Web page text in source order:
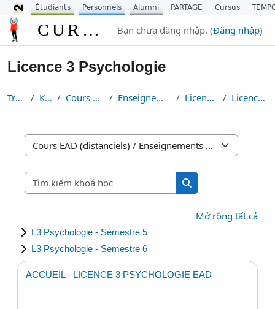
Chuyển tới nội dung chính
CURSUS Bạn chưa đăng nhập. (Đăng nhập)
Licence 3 Psychologie
Trang chủ Khoá học Cours EAD (distanciels) Enseignements Fondamentaux Licence Psychologie Licence 3 Psychologie
Danh mục khoá học
Tìm kiếm khoá học
Tìm kiếm khoá học
Mở rộng tất cả
L3 Psychologie - Semestre 5
L3 Psychologie - Semestre 6
ACCUEIL - LICENCE 3 PSYCHOLOGIE EAD
Étudiants Personnels Alumni PARTAGE Cursus